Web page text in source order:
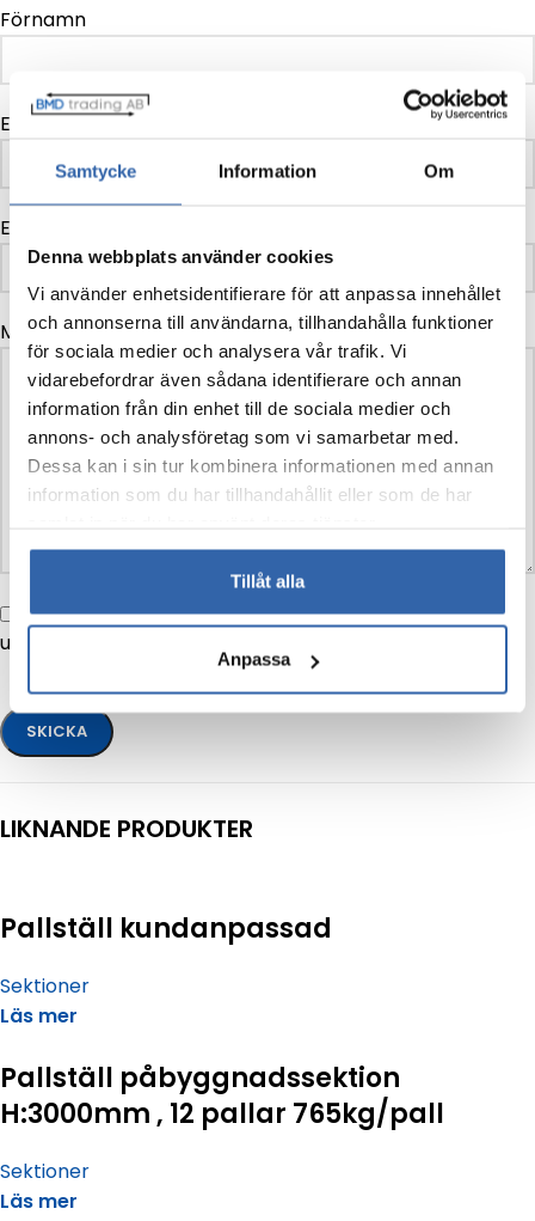
Samtycke Information Om
Denna webbplats använder cookies
Vi använder enhetsidentifierare för att anpassa innehållet
och annonserna till användarna, tillhandahålla funktioner
för sociala medier och analysera vår trafik. Vi
vidarebefordrar även sådana identifierare och annan
information från din enhet till de sociala medier och
annons- och analysföretag som vi samarbetar med.
Dessa kan i sin tur kombinera informationen med annan
information som du har tillhandahållit eller som de har
Tillåt alla
Anpassa
Förnamn
Efternamn
E-post
Meddelande
Jag godkänner att BMD Trading AB hanterar mina
uppgifter enligt
LIKNANDE PRODUKTER
Pallställ kundanpassad
Sektioner
Läs mer
Pallställ påbyggnadssektion
H:3000mm , 12 pallar 765kg/pall
Sektioner
Läs mer